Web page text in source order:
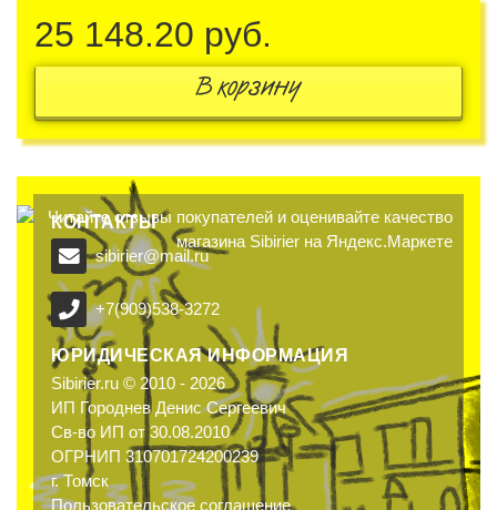
25 148.20 руб.
В корзину
КОНТАКТЫ
sibirier@mail.ru
+7(909)538-3272
ЮРИДИЧЕСКАЯ ИНФОРМАЦИЯ
Sibirier.ru © 2010 - 2026
ИП Городнев Денис Сергеевич
Св-во ИП от 30.08.2010
ОГРНИП 310701724200239
г. Томск
Пользовательское соглашение